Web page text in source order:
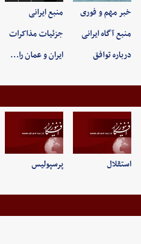
خبر مهم و فوری
منبع آگاه ایرانی
درباره توافق
منبع ایرانی
جزئیات مذاکرات
ایران و عمان را…
استقلال پرسپولیس